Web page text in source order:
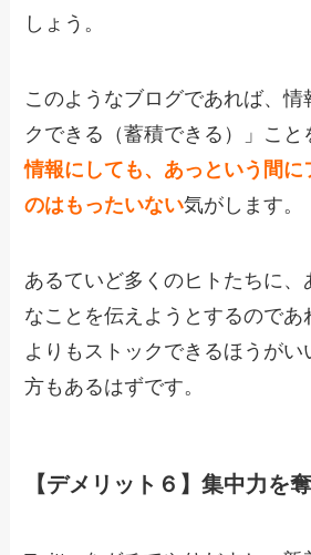
しょう。
このようなブログであれば、情
クできる（蓄積できる）」こと
情報にしても、あっという間に
のはもったいない気がします。
あるていど多くのヒトたちに、
なことを伝えようとするのであ
よりもストックできるほうがい
方もあるはずです。
【デメリット６】集中力を